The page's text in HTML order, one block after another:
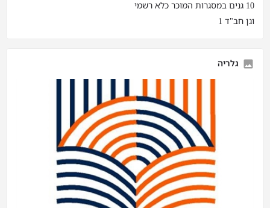
10 גנים במסגרות המוכר כלא רשמי
וגן חב"ד 1
גלריה